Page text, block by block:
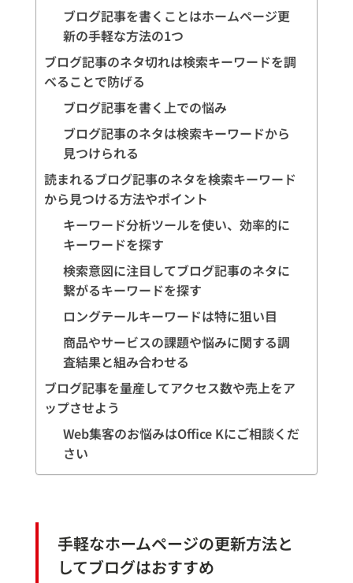
ブログ記事を書くことはホームページ更
新の手軽な方法の1つ
ブログ記事のネタ切れは検索キーワードを調
べることで防げる
ブログ記事を書く上での悩み
ブログ記事のネタは検索キーワードから
見つけられる
読まれるブログ記事のネタを検索キーワード
から見つける方法やポイント
キーワード分析ツールを使い、効率的に
キーワードを探す
検索意図に注目してブログ記事のネタに
繋がるキーワードを探す
ロングテールキーワードは特に狙い目
商品やサービスの課題や悩みに関する調
査結果と組み合わせる
ブログ記事を量産してアクセス数や売上をア
ップさせよう
Web集客のお悩みはOffice Kにご相談くだ
さい
手軽なホームページの更新方法と
してブログはおすすめ